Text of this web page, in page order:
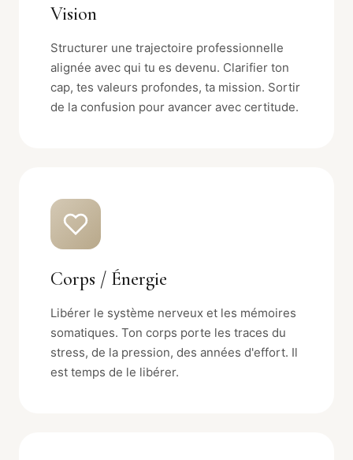
Vision
Structurer une trajectoire professionnelle
alignée avec qui tu es devenu. Clarifier ton
cap, tes valeurs profondes, ta mission. Sortir
de la confusion pour avancer avec certitude.
Corps / Énergie
Libérer le système nerveux et les mémoires
somatiques. Ton corps porte les traces du
stress, de la pression, des années d'effort. Il
est temps de le libérer.